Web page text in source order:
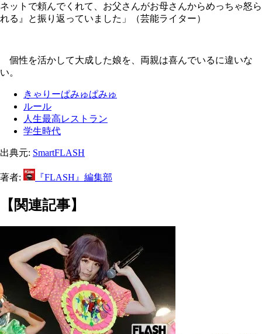
ネットで頼んでくれて、お父さんがお母さんからめっちゃ怒ら
れる』と振り返っていました」（芸能ライター）
個性を活かして大成した娘を、両親は喜んでいるに違いな
い。
きゃりーぱみゅぱみゅ
ルール
人生最高レストラン
学生時代
出典元: SmartFLASH
著者: 『FLASH』編集部
【関連記事】